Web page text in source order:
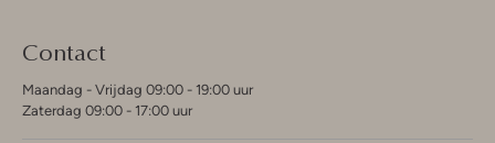
Contact
Maandag - Vrijdag 09:00 - 19:00 uur
Zaterdag 09:00 - 17:00 uur